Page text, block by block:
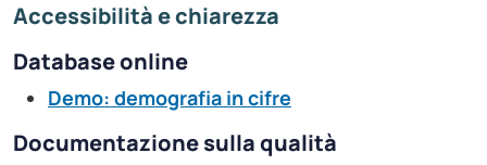
Accessibilità e chiarezza
Database online
Demo: demografia in cifre
Documentazione sulla qualità